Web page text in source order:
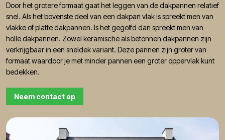
Door het grotere formaat gaat het leggen van de dakpannen relatief
snel. Als het bovenste deel van een dakpan vlak is spreekt men van
vlakke of platte dakpannen. Is het gegolfd dan spreekt men van
holle dakpannen. Zowel keramische als betonnen dakpannen zijn
verkrijgbaar in een sneldek variant. Deze pannen zijn groter van
formaat waardoor je met minder pannen een groter oppervlak kunt
bedekken.
Neem contact op